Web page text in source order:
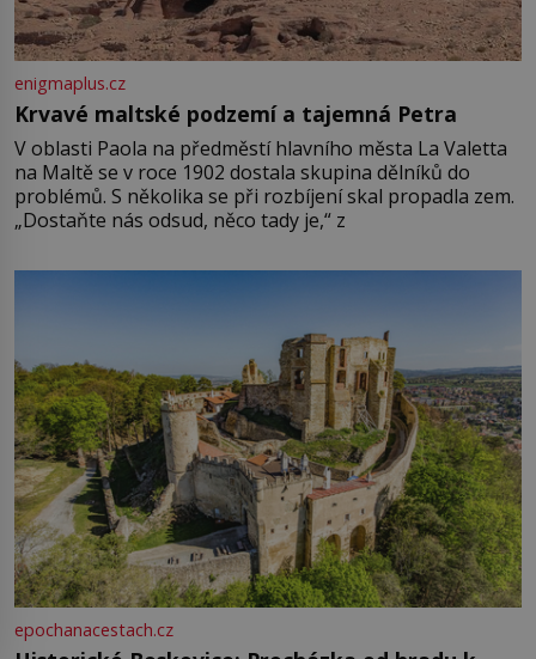
enigmaplus.cz
Krvavé maltské podzemí a tajemná Petra
V oblasti Paola na předměstí hlavního města La Valetta
na Maltě se v roce 1902 dostala skupina dělníků do
problémů. S několika se při rozbíjení skal propadla zem.
„Dostaňte nás odsud, něco tady je,“ z
epochanacestach.cz